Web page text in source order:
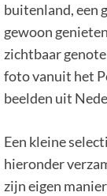
buitenland, een
gewoon
zichtbaar
foto vanuit het
beelden uit
Een kleine
hieronder
zijn eigen